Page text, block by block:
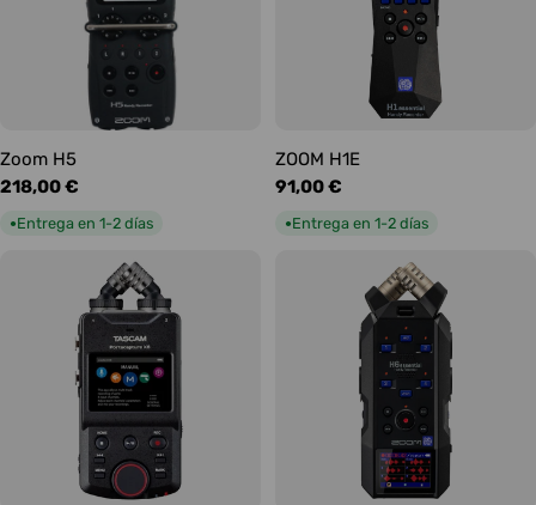
Zoom H5
Precio
habitual
218,00 €
●Entrega en 1-2 días
ZOOM H1E
Precio
habitual
91,00 €
●Entrega en 1-2 días